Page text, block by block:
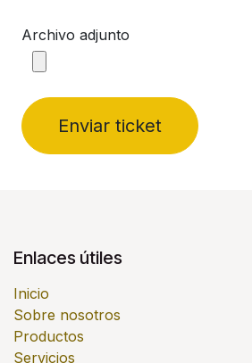
Archivo adjunto
Enviar ticket
Enlaces útiles
Inicio
Sobre nosotros
Productos
Servicios